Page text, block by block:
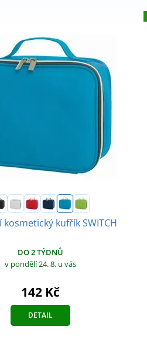
kosmetický kufřík SWITCH
DO 2 TÝDNŮ
v pondělí 24. 8. u vás
142 Kč
DETAIL